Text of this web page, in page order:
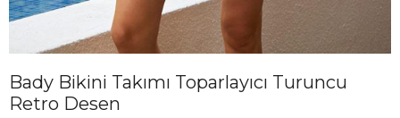
Bady Bikini Takımı Toparlayıcı Turuncu
Retro Desen